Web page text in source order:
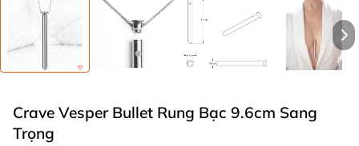
Crave Vesper Bullet Rung Bạc 9.6cm Sang
Trọng